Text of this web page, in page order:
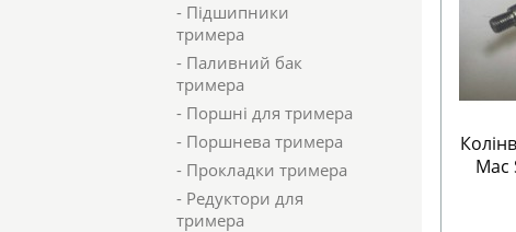
- Підшипники
тримера
- Паливний бак
тримера
- Поршні для тримера
- Поршнева тримера
- Прокладки тримера
- Редуктори для
тримера
Mac